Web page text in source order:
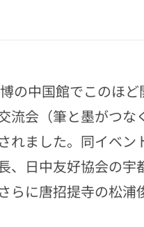
の中国館でこのほ
会（筆と墨がつな
れました。同イベ
、日中友好協会の
らに唐招提寺の松